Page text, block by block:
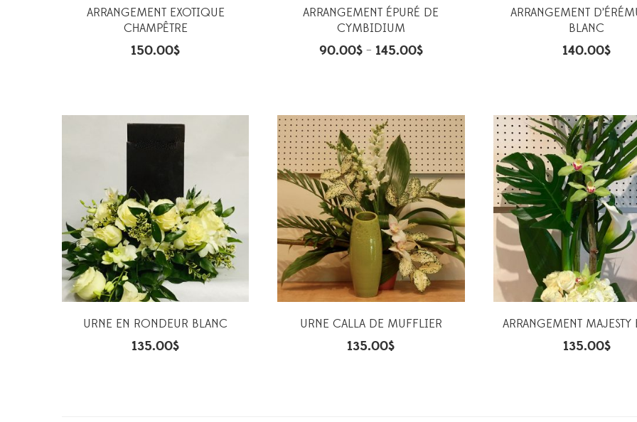
ARRANGEMENT EXOTIQUE
CHAMPÊTRE
150.00$
ARRANGEMENT ÉPURÉ DE
CYMBIDIUM
90.00$– 145.00$
ARRANGEMENT
BLANC
140.00$
URNE EN RONDEUR BLANC
135.00$
URNE CALLA DE MUFFLIER
135.00$
ARRANGEMENT MAJESTY
135.00$